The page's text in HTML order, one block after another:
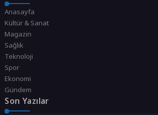
Anasayfa
Kültür & Sanat
Magazin
Sağlık
Teknoloji
Spor
Ekonomi
Gündem
Son Yazılar